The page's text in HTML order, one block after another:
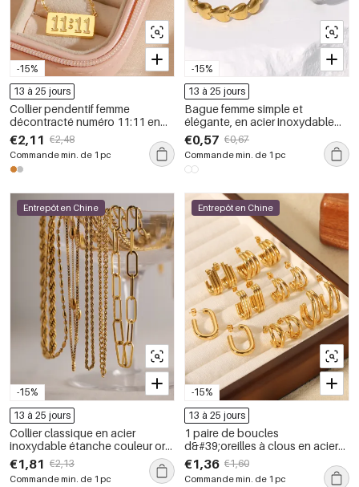
-15%
13 à 25 jours
Collier pendentif femme
décontracté numéro 11:11 en
acier inoxydable étanche (1
pièce)
€2,11 €2,48
Commande min. de 1 pc
-15%
13 à 25 jours
Bague femme simple et
élégante, en acier inoxydable
doré, avec motif cœur et
pendentif rond, idéale au
quotidien.
€0,57 €0,67
Commande min. de 1 pc
-15%
Entrepôt en Chine
13 à 25 jours
Collier classique en acier
inoxydable étanche couleur or
(1 pièce)
€1,81 €2,13
Commande min. de 1 pc
-15%
Entrepôt en Chine
13 à 25 jours
1 paire de boucles
d&#39;oreilles à clous en acier
inoxydable étanches de forme
irrégulière
€1,36 €1,60
Commande min. de 1 pc